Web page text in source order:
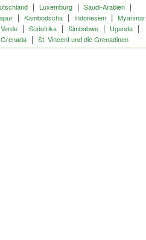
| Luxemburg| Saudi-Arabien|
| Kambodscha| Indonesien| Myanmar
| Südafrika| Simbabwe| Uganda|
Grenada | St. Vincent und die Grenadinen